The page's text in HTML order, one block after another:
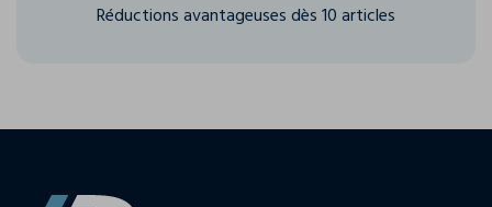
Réductions avantageuses dès 10 articles